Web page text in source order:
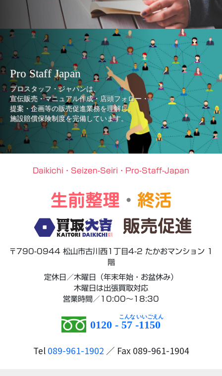
Pro Staff Japan
プロスタッフ・ジャパンは、
宣伝販売・マニュアル作成・店頭フォロー・
提案・企画等の販売促進業務を理解し、
施設賠償保険制度を完備しています。
Daikichi・Seizen-Seiri・Pro-Staff-Japan
生前整理 ・ 終活
販売促進
〒790-0944 松山市古川西1丁目4-2 たかおマンション 1
階
定休日／木曜日（年末年始・お盆休み）
木曜日は出張買取対応
営業時間／10:00～18:30
0120 - 57 -1150
Tel 089-961-1902 ／ Fax 089-961-1904